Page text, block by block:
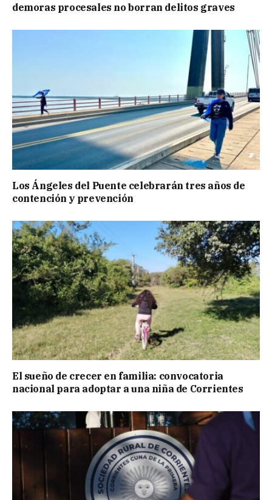
demoras procesales no borran delitos graves
Los Ángeles del Puente celebrarán tres años de
contención y prevención
El sueño de crecer en familia: convocatoria
nacional para adoptar a una niña de Corrientes